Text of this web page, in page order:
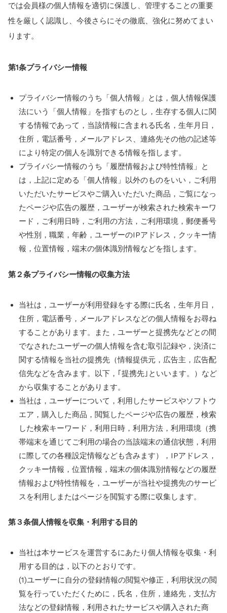
では会員様の個人情報を適切に保護し、管理することの重要
性を厳しく認識し、今後さらにその徹底、強化に努めてまい
ります。
第1条プライバシー情報
プライバシー情報のうち「個人情報」とは，個人情報保護
法にいう「個人情報」を指すものとし，生存する個人に関
する情報であって，当該情報に含まれる氏名，生年月日，
住所，電話番号，メールアドレス、連絡先その他の記述等
により特定の個人を識別できる情報を指します。
プライバシー情報のうち「履歴情報および特性情報」と
は，上記に定める「個人情報」以外のものをいい，ご利用
いただいたサービスやご購入いただいた商品，ご覧になっ
たページや広告の履歴，ユーザーが検索された検索キーワ
ード，ご利用日時，ご利用の方法，ご利用環境，郵便番号
や性別，職業，年齢，ユーザーのIPアドレス，クッキー情
報，位置情報，端末の個体識別情報などを指します。
第２条プライバシー情報の収集方法
当社は，ユーザーが利用登録をする際に氏名，生年月日，
住所，電話番号，メールアドレスなどの個人情報をお尋ね
することがあります。また，ユーザーと提携先などとの間
でなされたユーザーの個人情報を含む取引記録や，決済に
関する情報を当社の提携先（情報提供元，広告主，広告配
信先などを含みます。以下，｢提携先｣といいます。）など
から収集することがあります。
当社は，ユーザーについて，利用したサービスやソフトウ
エア，購入した商品，閲覧したページや広告の履歴，検索
した検索キーワード，利用日時，利用方法，利用環境（携
帯端末を通じてご利用の場合の当該端末の通信状態，利用
に際しての各種設定情報なども含みます），IPアドレス，
クッキー情報，位置情報，端末の個体識別情報などの履歴
情報および特性情報を，ユーザーが当社や提携先のサービ
スを利用しまたはページを閲覧する際に収集します。
第３条個人情報を収集・利用する目的
当社は本サービスを運営するにあたり個人情報を収集・利
用する目的は，以下のとおりです。
(1)ユーザーに自分の登録情報の閲覧や修正，利用状況の閲
覧を行っていただくために，氏名，住所，連絡先，支払方
法などの登録情報，利用されたサービスや購入された商